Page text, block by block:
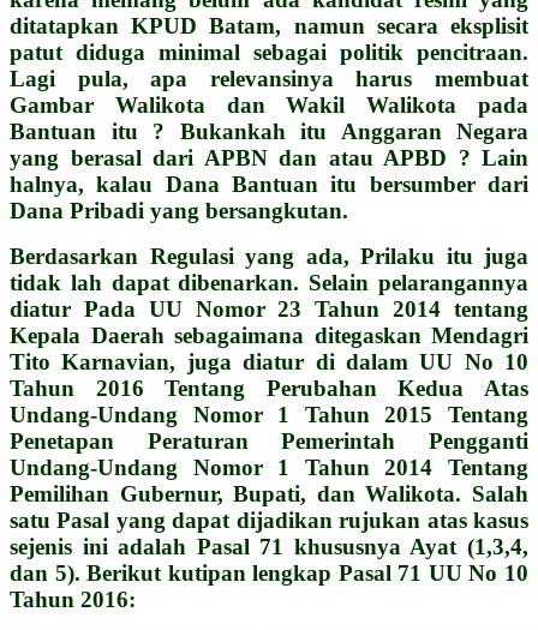
ditatapkan KPUD Batam, namun secara eksplisit
patut diduga minimal sebagai politik pencitraan.
Lagi pula, apa relevansinya harus membuat
Gambar Walikota dan Wakil Walikota pada
Bantuan itu ? Bukankah itu Anggaran Negara
yang berasal dari APBN dan atau APBD ? Lain
halnya, kalau Dana Bantuan itu bersumber dari
Dana Pribadi yang bersangkutan.
Berdasarkan Regulasi yang ada, Prilaku itu juga
tidak lah dapat dibenarkan. Selain pelarangannya
diatur Pada UU Nomor 23 Tahun 2014 tentang
Kepala Daerah sebagaimana ditegaskan Mendagri
Tito Karnavian, juga diatur di dalam UU No 10
Tahun 2016 Tentang Perubahan Kedua Atas
Undang-Undang Nomor 1 Tahun 2015 Tentang
Penetapan Peraturan Pemerintah Pengganti
Undang-Undang Nomor 1 Tahun 2014 Tentang
Pemilihan Gubernur, Bupati, dan Walikota. Salah
satu Pasal yang dapat dijadikan rujukan atas kasus
sejenis ini adalah Pasal 71 khususnya Ayat (1,3,4,
dan 5). Berikut kutipan lengkap Pasal 71 UU No 10
Tahun 2016: